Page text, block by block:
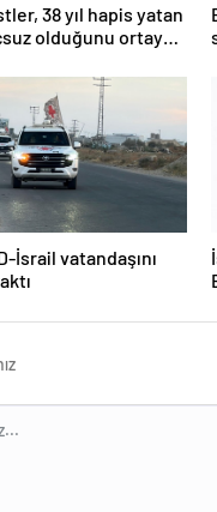
38 yıl hapis yatan
olduğunu ortaya
İsrail vatandaşını